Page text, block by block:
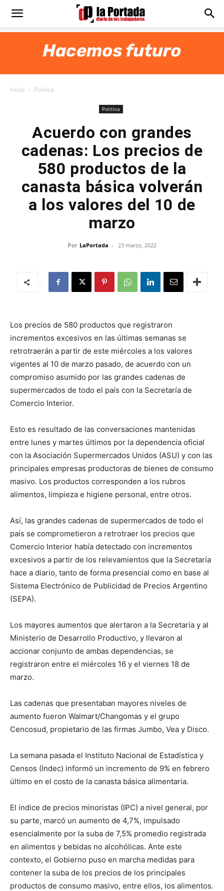
Diario
Inicio Politica
Politica
Acuerdo con grandes
cadenas: Los precios de
580 productos de la
canasta básica volverán
a los valores del 10 de
marzo
Por LaPortada - 23 marzo, 2022
Los precios de 580 productos que registraron
incrementos excesivos en las últimas semanas se
retrotraerán a partir de este miércoles a los valores
vigentes al 10 de marzo pasado, de acuerdo con un
compromiso asumido por las grandes cadenas de
supermercados de todo el país con la Secretaría de
Comercio Interior.
Esto es resultado de las conversaciones mantenidas
entre lunes y martes últimos por la dependencia oficial
con la Asociación Supermercados Unidos (ASU) y con las
principales empresas productoras de bienes de consumo
masivo. Los productos corresponden a los rubros
alimentos, limpieza e higiene personal, entre otros.
Así, las grandes cadenas de supermercados de todo el
país se comprometieron a retrotraer los precios que
Comercio Interior había detectado con incrementos
excesivos a partir de los relevamientos que la Secretaría
hace a diario, tanto de forma presencial como en base al
Sistema Electrónico de Publicidad de Precios Argentino
(SEPA).
Los mayores aumentos que alertaron a la Secretaría y al
Ministerio de Desarrollo Productivo, y llevaron al
accionar conjunto de ambas dependencias, se
registraron entre el miércoles 16 y el viernes 18 de
marzo.
Las cadenas que presentaban mayores niveles de
aumento fueron Walmart/Changomas y el grupo
Cencosud, propietario de las firmas Jumbo, Vea y Disco.
La semana pasada el Instituto Nacional de Estadística y
Censos (Indec) informó un incremento de 9% en febrero
último en el costo de la canasta básica alimentaria.
El índice de precios minoristas (IPC) a nivel general, por
su parte, marcó un aumento de 4,7%, impulsado
esencialmente por la suba de 7,5% promedio registrada
en alimentos y bebidas no alcohólicas. Ante este
contexto, el Gobierno puso en marcha medidas para
contener la suba de los precios de los principales
productos de consumo masivo, entre ellos, los alimentos.